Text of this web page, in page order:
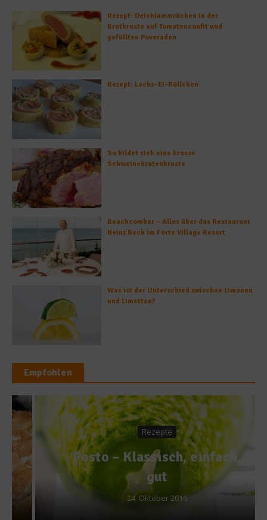
Rezept: Deichlammrücken in der
Brotkruste auf Tomatenconfit und
gefüllten Poveraden
Rezept: Lachs-Ei-Röllchen
So bildet sich eine krosse
Schweinebratenkruste
Beachcomber – Alles über das Restaurant
Heinz Beck im Forte Village Resort
Was ist der Unterschied zwischen Limonen
und Limetten?
Empfohlen
Rezepte
Pesto – Klassisch, einfach,
gut
24. Oktober 2016